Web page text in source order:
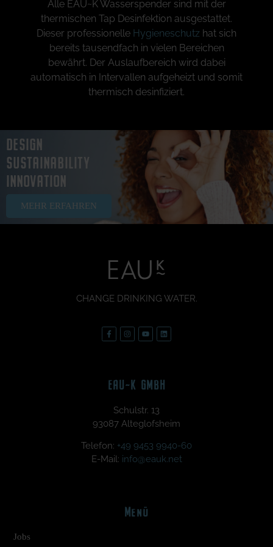
Alle EAU~K Wasserspender sind mit der
thermischen Tap Desinfektion ausgestattet.
Dieser professionelle Hygieneschutz hat sich
bereits tausendfach in vielen Bereichen
bewährt. Der Auslaufbereich wird dabei
automatisch in Intervallen aufgeheizt und somit
thermisch desinfiziert.
DESIGN
SUSTAINABILITY
INNOVATION
MEHR ERFAHREN
CHANGE DRINKING WATER.
EAU~K GMBH
Schulstr. 13
93087 Alteglofsheim
Telefon: +49 9453 9940-60
E-Mail: info@eauk.net
Menü
Jobs